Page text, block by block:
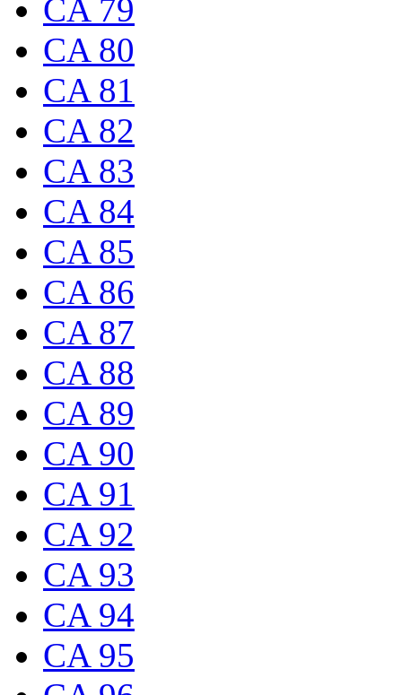
CA 79
CA 80
CA 81
CA 82
CA 83
CA 84
CA 85
CA 86
CA 87
CA 88
CA 89
CA 90
CA 91
CA 92
CA 93
CA 94
CA 95